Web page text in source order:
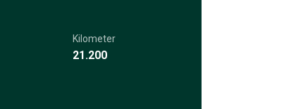
Kilometer
21.200